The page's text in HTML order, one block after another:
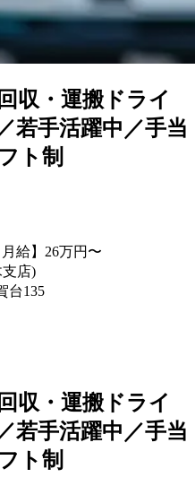
収・運搬ドライ
若手活躍中／手当
ト制
給】26万円〜
店)
台135
収・運搬ドライ
若手活躍中／手当
ト制